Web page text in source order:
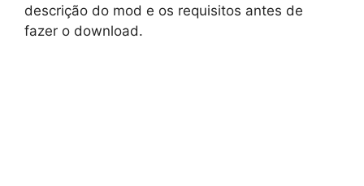
descrição do mod e os requisitos antes de
fazer o download.